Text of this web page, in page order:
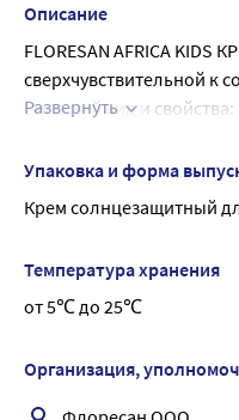
Описание
FLORESAN AFRICA
сверхчувствительной к
Внешний вид и
Комплекс УФ-А и УФ-B
ультрафиолетовых
Водостойкая формула
Содержит бензофенон -
фильтрами
Развернуть
Упаковка и форма
Крем солнцезащитный
Температура хранения
от 5℃ до 25℃
Организация,